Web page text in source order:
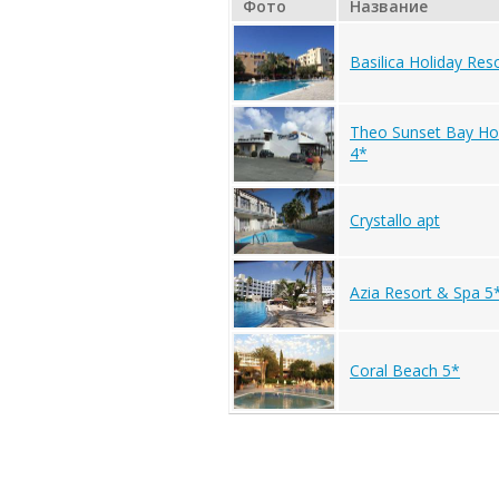
Фото Название
Basilica Holiday
Theo Sunset Bay
4*
Crystallo apt
Azia Resort & Spa
Coral Beach 5*